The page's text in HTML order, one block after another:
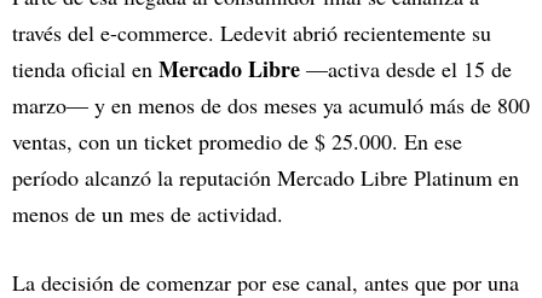
través del e-commerce. Ledevit abrió recientemente su
tienda oficial en Mercado Libre —activa desde el 15 de
marzo— y en menos de dos meses ya acumuló más de 800
ventas, con un ticket promedio de $ 25.000. En ese
período alcanzó la reputación Mercado Libre Platinum en
menos de un mes de actividad.
La decisión de comenzar por ese canal, antes que por una